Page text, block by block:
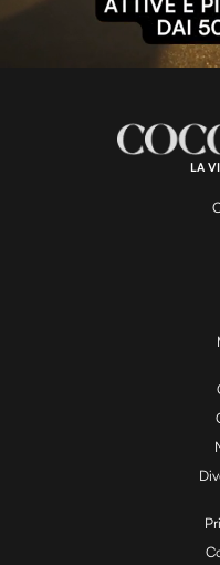
LA